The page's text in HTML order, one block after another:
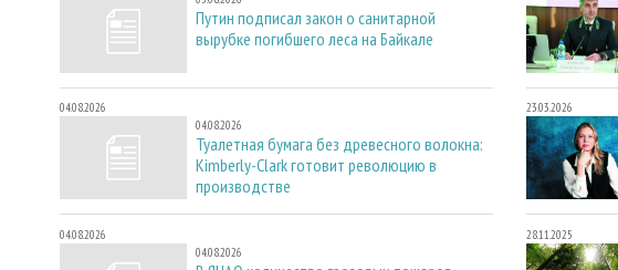
Путин подписал закон о санитарной
вырубке погибшего леса на Байкале
04.08.2026
04.08.2026
Туалетная бумага без древесного волокна:
Kimberly-Clark готовит революцию в
производстве
04.08.2026
04.08.2026
23.03.2026
28.11.2025